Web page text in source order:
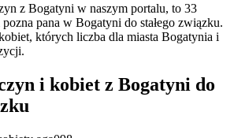
z Bogatyni w naszym portalu, to 33
pozna pana w Bogatyni do stałego związku.
których liczba dla miasta Bogatynia i
i kobiet z Bogatyni do